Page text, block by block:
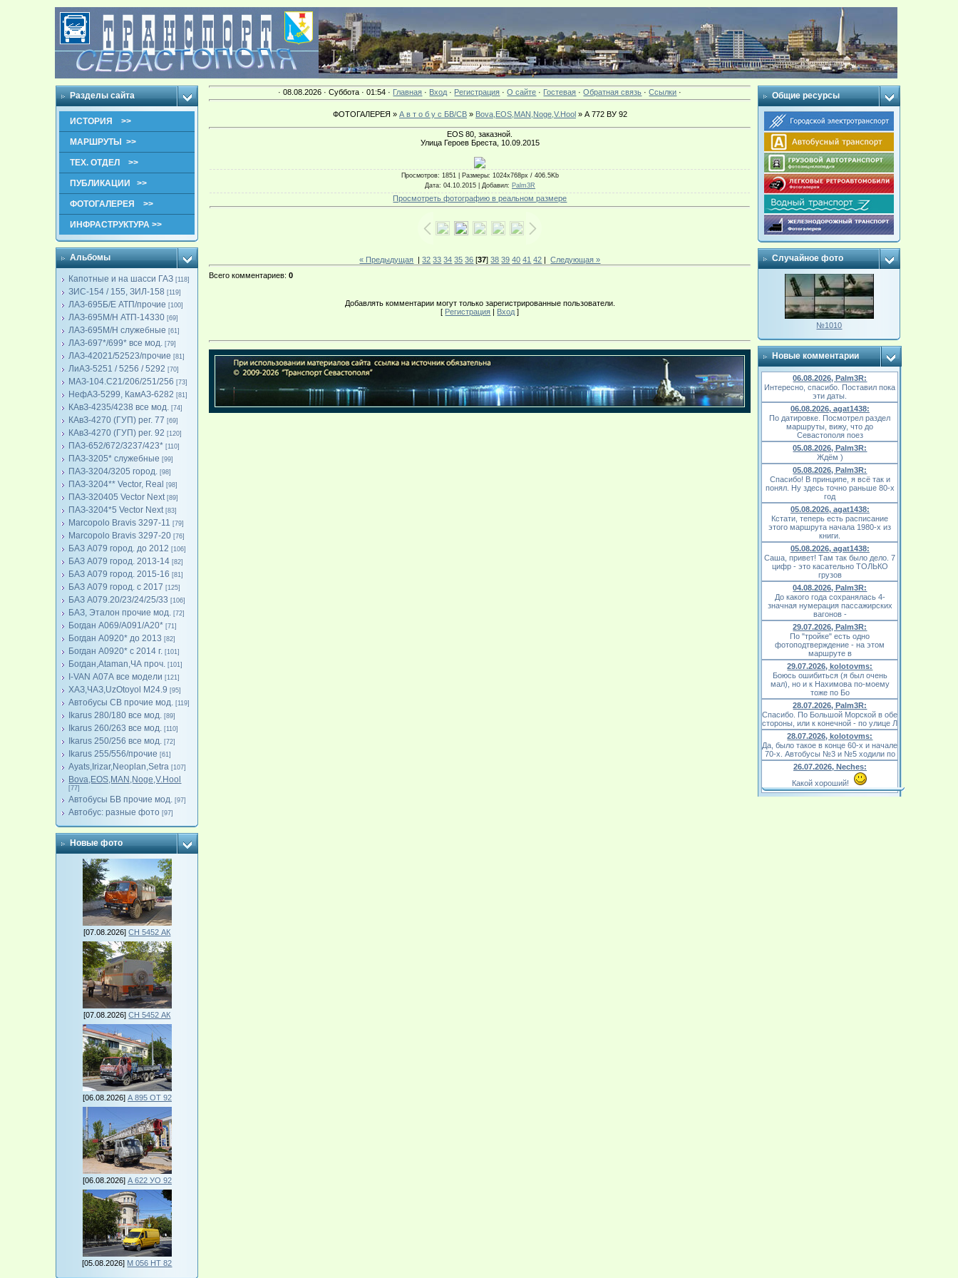
Разделы сайта
ИСТОРИЯ >>
МАРШРУТЫ >>
ТЕХ. ОТДЕЛ >>
ПУБЛИКАЦИИ >>
ФОТОГАЛЕРЕЯ >>
ИНФРАСТРУКТУРА >>
Альбомы
Капотные и на шасси ГАЗ [118]
ЗИС-154 / 155, ЗИЛ-158 [119]
ЛАЗ-695Б/Е АТП/прочие [100]
ЛАЗ-695М/Н АТП-14330 [69]
ЛАЗ-695М/Н служебные [61]
ЛАЗ-697*/699* все мод. [79]
ЛАЗ-42021/52523/прочие [81]
ЛиАЗ-5251 / 5256 / 5292 [70]
МАЗ-104.C21/206/251/256 [73]
НефАЗ-5299, КамАЗ-6282 [81]
КАвЗ-4235/4238 все мод. [74]
КАвЗ-4270 (ГУП) рег. 77 [69]
КАвЗ-4270 (ГУП) рег. 92 [120]
ПАЗ-652/672/3237/423* [110]
ПАЗ-3205* служебные [99]
ПАЗ-3204/3205 город. [98]
ПАЗ-3204** Vector, Real [98]
ПАЗ-320405 Vector Next [89]
ПАЗ-3204*5 Vector Next [83]
Marcopolo Bravis 3297-11 [79]
Marcopolo Bravis 3297-20 [76]
БАЗ А079 город. до 2012 [106]
БАЗ А079 город. 2013-14 [82]
БАЗ А079 город. 2015-16 [81]
БАЗ А079 город. с 2017 [125]
БАЗ А079.20/23/24/25/33 [106]
БАЗ, Эталон прочие мод. [72]
Богдан А069/А091/А20* [71]
Богдан А0920* до 2013 [82]
Богдан А0920* с 2014 г. [101]
Богдан,Ataman,ЧА проч. [101]
I-VAN А07А все модели [121]
ХАЗ,ЧАЗ,UzOtoyol M24.9 [95]
Автобусы СВ прочие мод. [119]
Ikarus 280/180 все мод. [89]
Ikarus 260/263 все мод. [110]
Ikarus 250/256 все мод. [72]
Ikarus 255/556/прочие [61]
Ayats,Irizar,Neoplan,Setra [107]
Bova,EOS,MAN,Noge,V.Hool
[77]
Автобусы БВ прочие мод. [97]
Автобус: разные фото [97]
Новые фото
[07.08.2026]СН 5452 АК
[07.08.2026]СН 5452 АК
[06.08.2026] А 895 ОТ 92
[06.08.2026] А 622 УО 92
[05.08.2026] М 056 НТ 82
· 08.08.2026 · Суббота · 01:54 · Главная · Вход · Регистрация ·О сайте · Гостевая ·Обратная связь ·Ссылки ·
ФОТОГАЛЕРЕЯ » А в т о б у с БВ/СВ» Bova,EOS,MAN,Noge,V.Hool» А 772 ВУ 92
EOS 80, заказной.
Улица Героев Бреста, 10.09.2015
Просмотров: 1851 | Размеры: 1024x768px / 406.5Kb
Дата: 04.10.2015 | Добавил: Palm3R
Просмотреть фотографию в реальном размере
« Предыдущая |32 33 34 35 36 [37]38 39 40 41 42 |Следующая »
Всего комментариев:0
Добавлять комментарии могут только зарегистрированные пользователи.
[ Регистрация | Вход ]
Общие ресурсы
Случайное фото
№1010
Новые комментарии
06.08.2026, Palm3R:
Интересно, спасибо. Поставил пока
эти даты.
06.08.2026, agat1438:
По датировке. Посмотрел раздел
маршруты, вижу, что до
Севастополя поез
05.08.2026, Palm3R:
Ждём )
05.08.2026, Palm3R:
Спасибо! В принципе, я всё так и
понял. Ну здесь точно раньше 80-х
год
05.08.2026, agat1438:
Кстати, теперь есть расписание
этого маршрута начала 1980-х из
книги.
05.08.2026, agat1438:
Саша, привет! Там так было дело. 7
цифр - это касательно ТОЛЬКО
грузов
04.08.2026, Palm3R:
До какого года сохранялась 4-
значная нумерация пассажирских
вагонов -
29.07.2026, Palm3R:
По "тройке" есть одно
фотоподтверждение - на этом
маршруте в
29.07.2026, kolotovms:
Боюсь ошибиться (я был очень
мал), но и к Нахимова по-моему
тоже по Бо
28.07.2026, Palm3R:
Спасибо. По Большой Морской в обе
стороны, или к конечной - по улице Л
28.07.2026, kolotovms:
Да, было такое в конце 60-х и начале
70-х. Автобусы №3 и №5 ходили по
26.07.2026, Neches:
Какой хороший!